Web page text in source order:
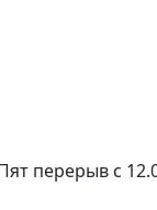
перерыв с